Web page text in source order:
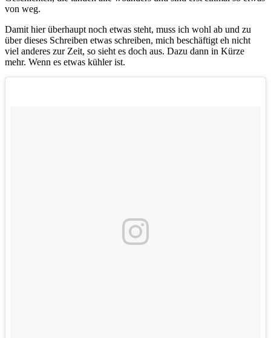
von weg.
Damit hier überhaupt noch etwas steht, muss ich wohl ab und zu
über dieses Schreiben etwas schreiben, mich beschäftigt eh nicht
viel anderes zur Zeit, so sieht es doch aus. Dazu dann in Kürze
mehr. Wenn es etwas kühler ist.